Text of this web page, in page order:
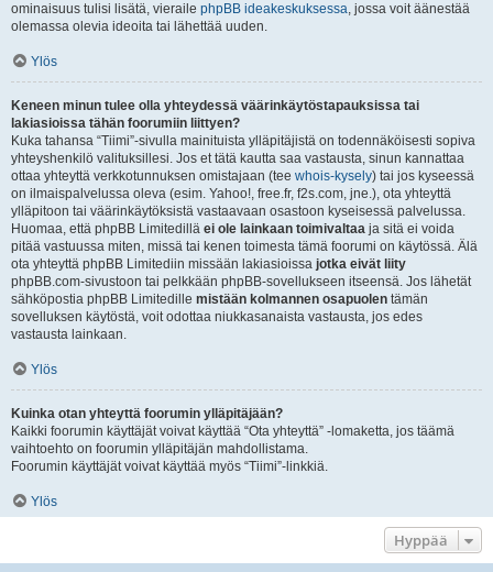
ominaisuus tulisi lisätä, vieraile phpBB ideakeskuksessa, jossa voit äänestää
olemassa olevia ideoita tai lähettää uuden.
Ylös
Keneen minun tulee olla yhteydessä väärinkäytöstapauksissa tai
lakiasioissa tähän foorumiin liittyen?
Kuka tahansa “Tiimi”-sivulla mainituista ylläpitäjistä on todennäköisesti sopiva
yhteyshenkilö valituksillesi. Jos et tätä kautta saa vastausta, sinun kannattaa
ottaa yhteyttä verkkotunnuksen omistajaan (tee whois-kysely) tai jos kyseessä
on ilmaispalvelussa oleva (esim. Yahoo!, free.fr, f2s.com, jne.), ota yhteyttä
ylläpitoon tai väärinkäytöksistä vastaavaan osastoon kyseisessä palvelussa.
Huomaa, että phpBB Limitedillä ei ole lainkaan toimivaltaa ja sitä ei voida
pitää vastuussa miten, missä tai kenen toimesta tämä foorumi on käytössä. Älä
ota yhteyttä phpBB Limitediin missään lakiasioissa jotka eivät liity
phpBB.com-sivustoon tai pelkkään phpBB-sovellukseen itseensä. Jos lähetät
sähköpostia phpBB Limitedille mistään kolmannen osapuolen tämän
sovelluksen käytöstä, voit odottaa niukkasanaista vastausta, jos edes
vastausta lainkaan.
Ylös
Kuinka otan yhteyttä foorumin ylläpitäjään?
Kaikki foorumin käyttäjät voivat käyttää “Ota yhteyttä” -lomaketta, jos täämä
vaihtoehto on foorumin ylläpitäjän mahdollistama.
Foorumin käyttäjät voivat käyttää myös “Tiimi”-linkkiä.
Ylös
Hyppää